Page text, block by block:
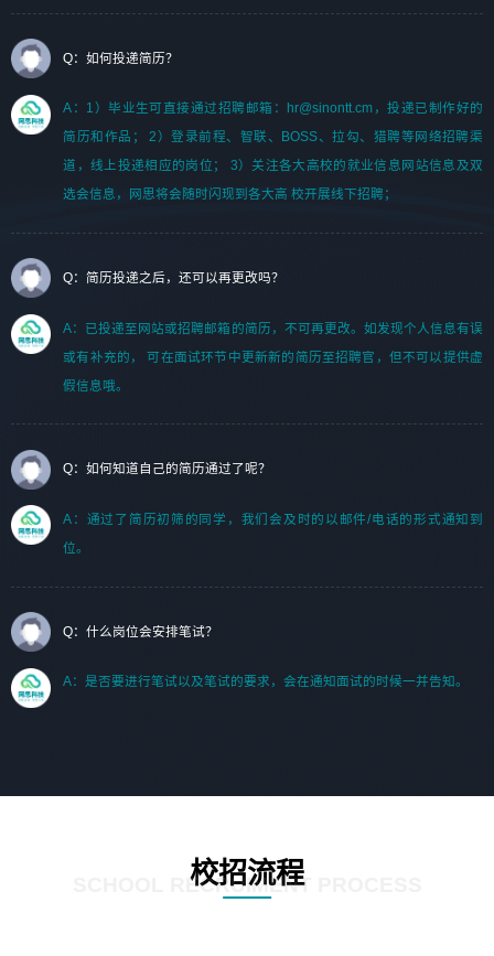
Q：如何投递简历？
A：1）毕业生可直接通过招聘邮箱：hr@sinontt.cm，投递已制作好的
简历和作品； 2）登录前程、智联、BOSS、拉勾、猎聘等网络招聘渠
道，线上投递相应的岗位； 3）关注各大高校的就业信息网站信息及双
选会信息，网思将会随时闪现到各大高 校开展线下招聘；
Q：简历投递之后，还可以再更改吗？
A：已投递至网站或招聘邮箱的简历，不可再更改。如发现个人信息有误
或有补充的， 可在面试环节中更新新的简历至招聘官，但不可以提供虚
假信息哦。
Q：如何知道自己的简历通过了呢？
A：通过了简历初筛的同学，我们会及时的以邮件/电话的形式通知到
位。
Q：什么岗位会安排笔试？
A：是否要进行笔试以及笔试的要求，会在通知面试的时候一并告知。
校招流程
SCHOOL RECRUIMENT PROCESS